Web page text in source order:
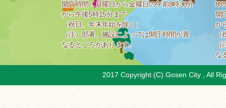
開庁時間：月曜日から金曜日の午前8時30分
から午後5時15分まで
（祝日、年末年始を除く）
（注）部署、施設によっては開庁時間が異
なるところがあります。
開
か
な
2017 Copyright (C) Gosen City , All